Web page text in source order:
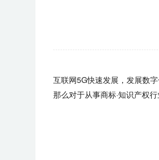
互联网5G快速发展，发展数
那么对于从事商标·知识产权